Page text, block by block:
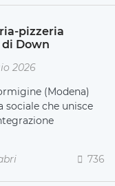
pizzeria
Down
2026
(Modena)
sociale che unisce
736